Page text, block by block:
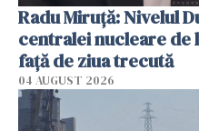
Radu Miruţă: Nivelul
centralei nucleare de
faţă de ziua trecută
04 AUGUST 2026